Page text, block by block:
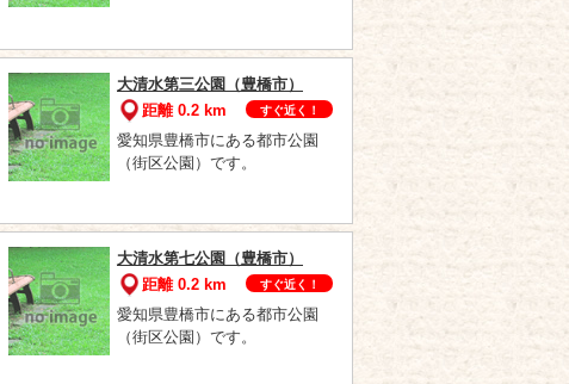
大清水第三公園（豊橋市）
距離 0.2 km
すぐ近く！
愛知県豊橋市にある都市公園
（街区公園）です。
大清水第七公園（豊橋市）
距離 0.2 km
すぐ近く！
愛知県豊橋市にある都市公園
（街区公園）です。